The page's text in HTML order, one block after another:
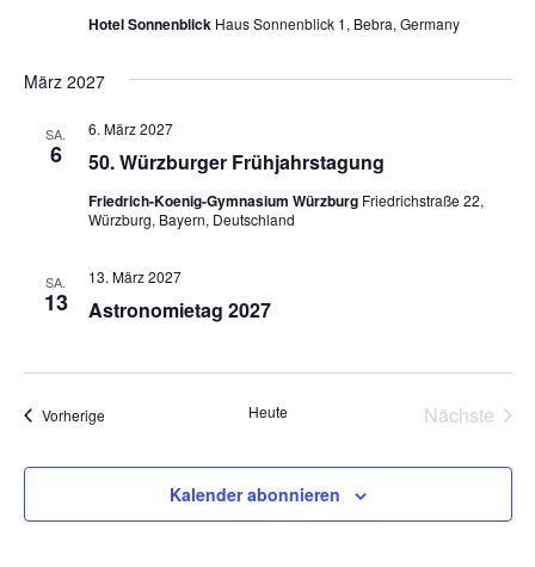
Hotel Sonnenblick Haus Sonnenblick 1, Bebra, Germany
März 2027
SA.
6 50. Würzburger Frühjahrstagung
6. März 2027
Friedrich-Koenig-Gymnasium Würzburg Friedrichstraße 22,
Würzburg, Bayern, Deutschland
SA.
13 Astronomietag 2027
13. März 2027
VorherigeVeranstaltungen Heute
Nächste
Kalender abonnieren